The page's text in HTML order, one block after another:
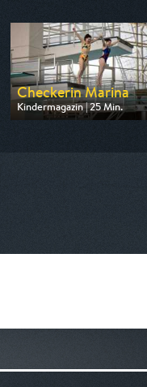
Checkerin Marina
Kindermagazin | 25 Min.
Ausgestrahlt von KiKA